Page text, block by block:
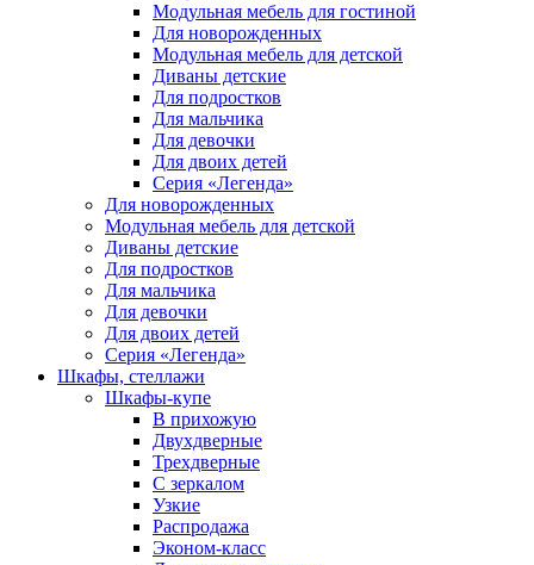
Модульная мебель для гостиной
Для новорожденных
Модульная мебель для детской
Диваны детские
Для подростков
Для мальчика
Для девочки
Для двоих детей
Серия «Легенда»
Для новорожденных
Модульная мебель для детской
Диваны детские
Для подростков
Для мальчика
Для девочки
Для двоих детей
Серия «Легенда»
Шкафы, стеллажи
Шкафы-купе
В прихожую
Двухдверные
Трехдверные
С зеркалом
Узкие
Распродажа
Эконом-класс